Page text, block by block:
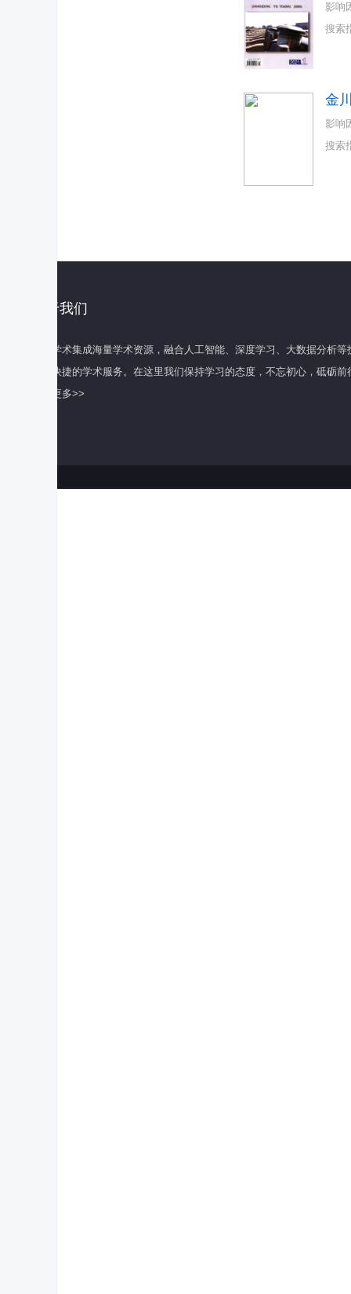
影响
搜索
金
影响
搜索
关于我们
百度学术集成海量学术资源，融合人工智能、深度学习、大数据分析
全面快捷的学术服务。在这里我们保持学习的态度，不忘初心，砥砺前
了解更多>>